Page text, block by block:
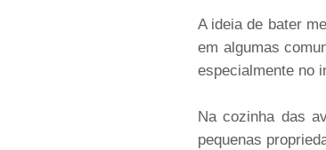
A ideia de bater
em algumas
especialmente no
Na cozinha das
pequenas